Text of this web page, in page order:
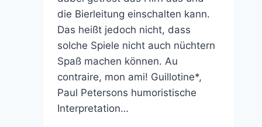
die Bierleitung einschalten kann.
Das heißt jedoch nicht, dass
solche Spiele nicht auch nüchtern
Spaß machen können. Au
contraire, mon ami! Guillotine*,
Paul Petersons humoristische
Interpretation…